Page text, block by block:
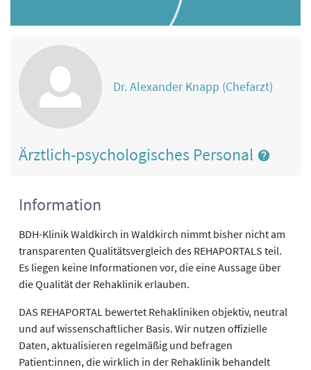
Dr. Alexander Knapp (Chefarzt)
Ärztlich-psychologisches Personal
Information
BDH-Klinik Waldkirch in Waldkirch nimmt bisher nicht am
transparenten Qualitätsvergleich des REHAPORTALS teil.
Es liegen keine Informationen vor, die eine Aussage über
die Qualität der Rehaklinik erlauben.
DAS REHAPORTAL bewertet Rehakliniken objektiv, neutral
und auf wissenschaftlicher Basis. Wir nutzen offizielle
Daten, aktualisieren regelmäßig und befragen
Patient:innen, die wirklich in der Rehaklinik behandelt